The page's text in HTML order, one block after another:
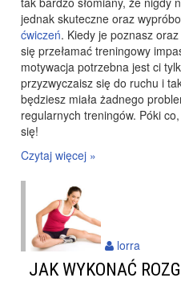
jednak skuteczne oraz
ćwiczeń. Kiedy je poznasz
się przełamać treningowy
motywacja potrzebna jest ci
przyzwyczaisz się do ruchu i
będziesz miała żadnego
regularnych treningów. Póki
się!
Czytaj więcej »
JAK WYKONAĆ
lorra